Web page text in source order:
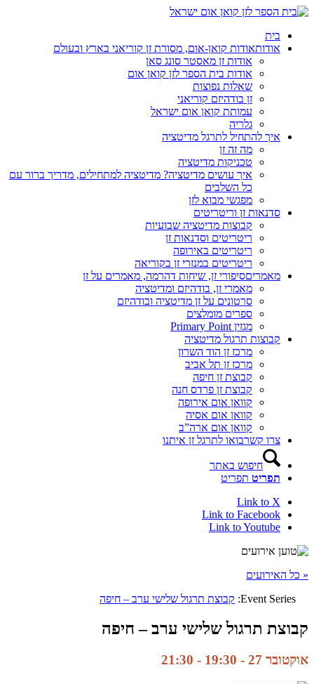
בית
אודותאודות קואן-אום, מסורת זן קוריאני בארץ ובעולם
אודות זן מאסטר סונג סאן
אודות בית הספר לזן קואן אום
שאלות נפוצות
זן בודהיזם קוריאני
עמותת קואן אום ישראל
גלריה
איך להתחיל לתרגל מדיטציה
מה זה זן
טכניקות מדיטציה
איך עושים מדיטציה? מדיטציה למתחילים, מדריך ברור עם
כל השלבים
מפגשי מבוא לזן
סדנאות זן וריטריטים
קבוצות מדיטציה שבועיות
ריטריטים וסדנאות זן
ריטריטים באירופה
ריטריטים במנזרי זן בקוריאה
מאמריםסיפורי זן, שיחות דהרמה, מאמרים על זן
מאמרי זן, בודהיזם ומדיטציה
סרטונים על זן מדיטציה ובודהיזם
ספרים מומלצים
מגזין Primary Point
קבוצות תרגול מדיטציה
מרכז זן הוד השרון
מרכז זן תל אביב
קבוצת זן חיפה
קבוצת זן פרדס חנה
קוואן אום אירופה
קוואן אום אסיה
קוואן אום ארה”ב
צרו קשרבואו לתרגל זן איתנו
חיפוש באתר
תפריט תפריט
Link to X
Link to Facebook
Link to Youtube
« כל האירועים
Event Series: קבוצת תרגול שלישי ערב – חיפה
קבוצת תרגול שלישי ערב – חיפה
אוקטובר 27 - 19:30 -
21:30